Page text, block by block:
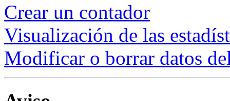
Crear un contador
Visualización de las
Modificar o borrar datos